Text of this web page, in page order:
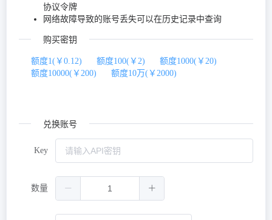
协议令牌
网络故障导致的账号丢失可以在历史记录中查询
购买密钥
额度1(￥0.12) 额度100(￥2)
额度1000(￥20)
额度10000(￥200)
额度10万(￥2000)
兑换账号
Key
数量